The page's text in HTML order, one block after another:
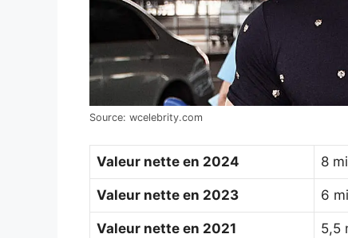
Source: wcelebrity.com
Valeur nette en 2024 8
Valeur nette en 2023 6
Valeur nette en 2021 5,5